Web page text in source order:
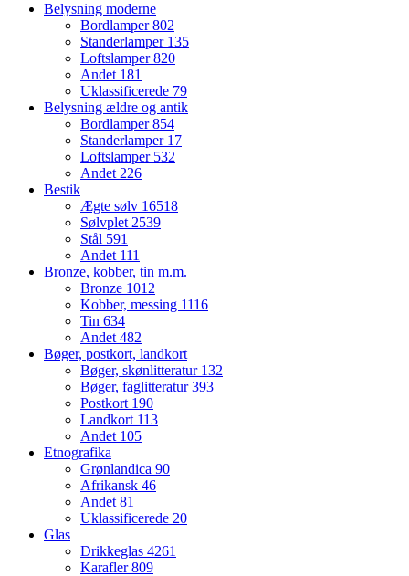
Belysning moderne
Bordlamper802
Standerlamper 135
Loftslamper820
Andet 181
Uklassificerede 79
Belysning ældre og antik
Bordlamper854
Standerlamper 17
Loftslamper 532
Andet226
Bestik
Ægte sølv 16518
Sølvplet2539
Stål 591
Andet 111
Bronze, kobber, tin m.m.
Bronze 1012
Kobber, messing 1116
Tin 634
Andet482
Bøger, postkort, landkort
Bøger, skønlitteratur 132
Bøger, faglitteratur393
Postkort 190
Landkort 113
Andet 105
Etnografika
Grønlandica 90
Afrikansk 46
Andet81
Uklassificerede 20
Glas
Drikkeglas 4261
Karafler809